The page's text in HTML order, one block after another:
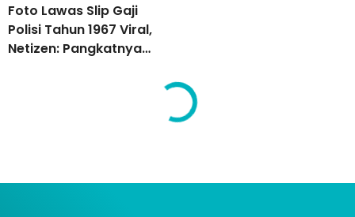
Foto Lawas Slip Gaji
Polisi Tahun 1967 Viral,
Netizen: Pangkatnya